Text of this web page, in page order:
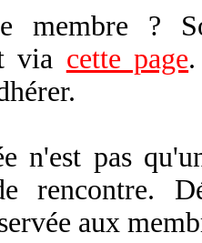
membre ?
via cette page
n'est pas
rencontre.
aux